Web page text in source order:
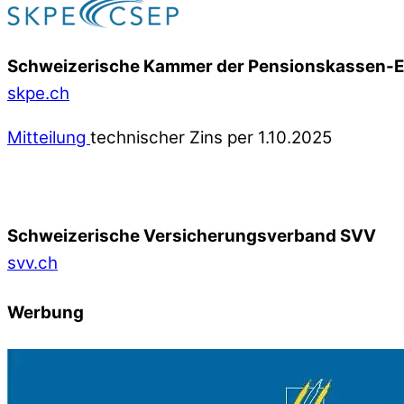
Schweizerische Kammer der Pensionskassen-
skpe.ch
Mitteilung technischer Zins per 1.10.2025
Schweizerische Versicherungsverband SVV
svv.ch
Werbung